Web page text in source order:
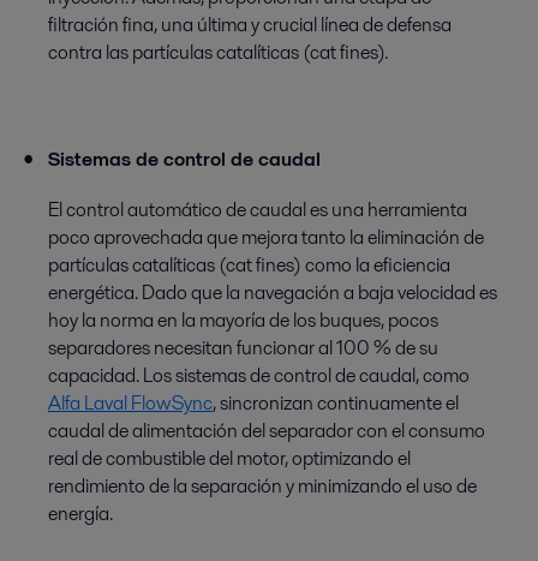
filtración fina, una última y crucial línea de defensa
contra las partículas catalíticas (cat fines).
Sistemas de control de caudal
El control automático de caudal es una herramienta
poco aprovechada que mejora tanto la eliminación de
partículas catalíticas (cat fines) como la eficiencia
energética. Dado que la navegación a baja velocidad es
hoy la norma en la mayoría de los buques, pocos
separadores necesitan funcionar al 100 % de su
capacidad. Los sistemas de control de caudal, como
Alfa Laval FlowSync, sincronizan continuamente el
caudal de alimentación del separador con el consumo
real de combustible del motor, optimizando el
rendimiento de la separación y minimizando el uso de
energía.